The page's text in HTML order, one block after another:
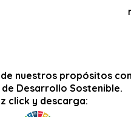
nuestros propósitos
Desarrollo Sostenible.
click y descarga: